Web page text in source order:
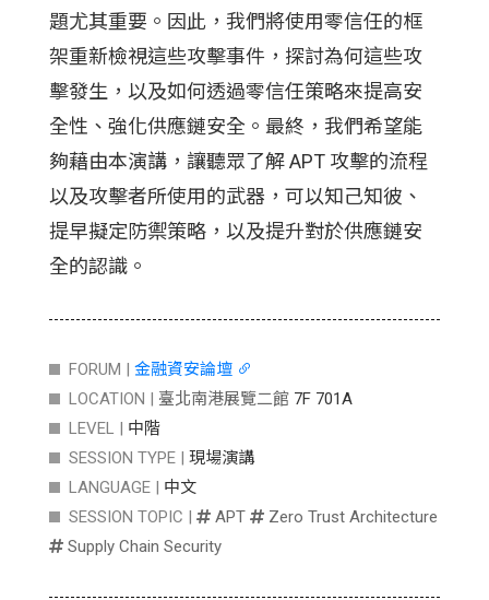
題尤其重要。因此，我們將使用零信任的框
架重新檢視這些攻擊事件，探討為何這些攻
擊發生，以及如何透過零信任策略來提高安
全性、強化供應鏈安全。最終，我們希望能
夠藉由本演講，讓聽眾了解 APT 攻擊的流程
以及攻擊者所使用的武器，可以知己知彼、
提早擬定防禦策略，以及提升對於供應鏈安
全的認識。
FORUM | 金融資安論壇
LOCATION | 臺北南港展覽二館 7F 701A
LEVEL | 中階
SESSION TYPE | 現場演講
LANGUAGE | 中文
SESSION TOPIC |
APT
Zero Trust Architecture
Supply Chain Security